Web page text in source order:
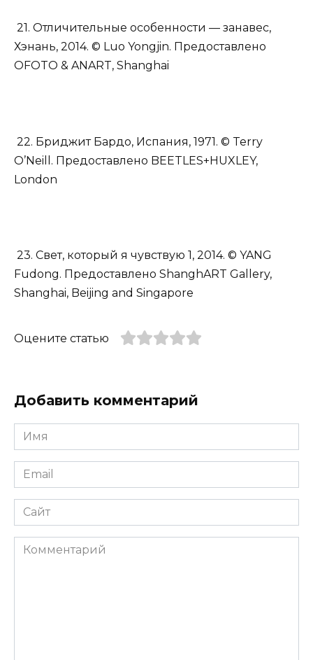
21. Отличительные особенности — занавес,
Хэнань, 2014. © Luo Yongjin. Предоставлено
OFOTO & ANART, Shanghai
22. Бриджит Бардо, Испания, 1971. © Terry
O’Neill. Предоставлено BEETLES+HUXLEY,
London
23. Свет, который я чувствую 1, 2014. © YANG
Fudong. Предоставлено ShanghART Gallery,
Shanghai, Beijing and Singapore
Оцените статью
Добавить комментарий
Имя
*
Email
*
Сайт
Комментарий